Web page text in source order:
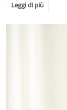
Leggi di più